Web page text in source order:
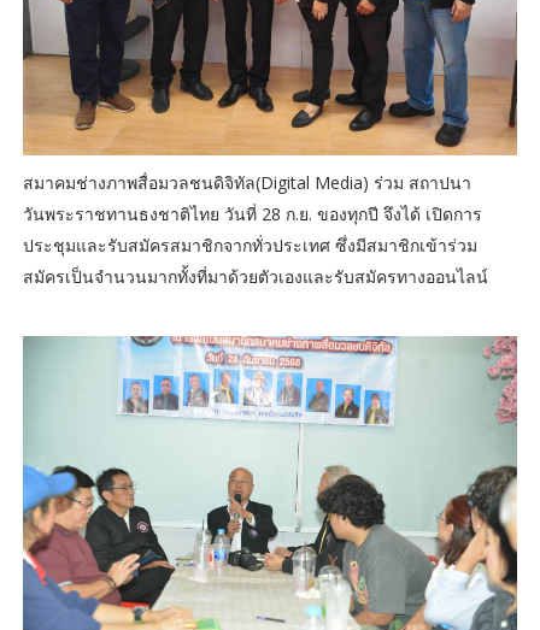
สมาคมช่างภาพสื่อมวลชนดิจิทัล(Digital Media) ร่วม สถาปนา
วันพระราชทานธงชาติไทย วันที่ 28 ก.ย. ของทุกปี จึงได้ เปิดการ
ประชุมและรับสมัครสมาชิกจากทั่วประเทศ ซึ่งมีสมาชิกเข้าร่วม
สมัครเป็นจำนวนมากทั้งที่มาด้วยตัวเองและรับสมัครทางออนไลน์